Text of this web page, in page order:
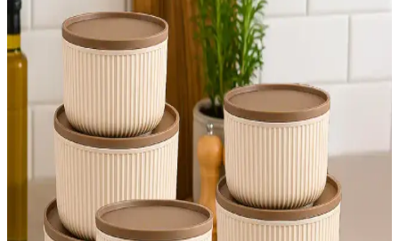
Elif Mağazacılık ve Merpak Ambalaj Plastik Çatal
Karşılaştırması
İki farklı plastik çatal setinin özellikleri, kullanıcı yorumları ve
kullanım alanları detaylı karşılaştırmasıyla ihtiyaçlarınıza en uygun
ürünü seçin.
D-Light Melon Serisi Avize Karşılaştırması: Salon ve
Yatak Odası İçin Uygun Modeller
İki farklı D-Light Melon avize modelinin malzeme, boyut ve
kullanım alanları karşılaştırmasıyla, estetik ve fonksiyonellik
açısından detaylı bilgi edinin.